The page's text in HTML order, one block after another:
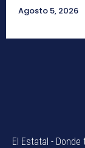
Agosto 5, 2026
El Estatal -